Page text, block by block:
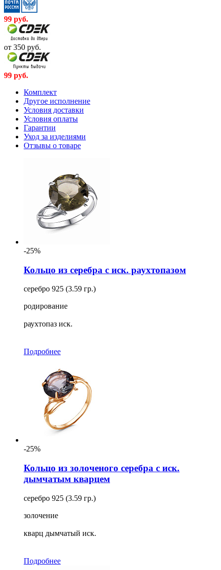
99 руб.
от 350 руб.
99 руб.
Комплект
Другое исполнение
Условия доставки
Условия оплаты
Гарантии
Уход за изделиями
Отзывы о товаре
-25%
Кольцо из серебра с иск. раухтопазом
серебро 925 (3.59 гр.)
родирование
раухтопаз иск.
Подробнее
-25%
Кольцо из золоченого серебра с иск.
дымчатым кварцем
серебро 925 (3.59 гр.)
золочение
кварц дымчатый иск.
Подробнее